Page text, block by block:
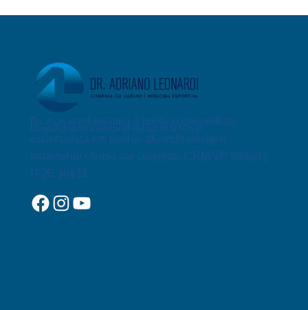
EM
Página
Logo Adriano Leonardi Horizontal Novo
Dr. Adriano Leonardi é médico ortopedista
especialista em joelho, atuando desde o
tratamento clínico até cirurgico. CRM/SP 99660 |
RQE 38911
Facebook
Instagram
YouTube